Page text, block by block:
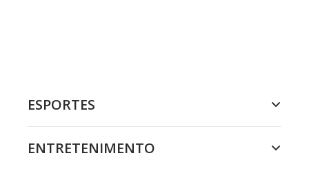
ESPORTES
ENTRETENIMENTO